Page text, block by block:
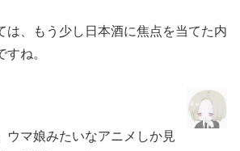
は、もう少し日本酒に焦点を当てた内
ね。
ウマ娘みたいなアニメしか見